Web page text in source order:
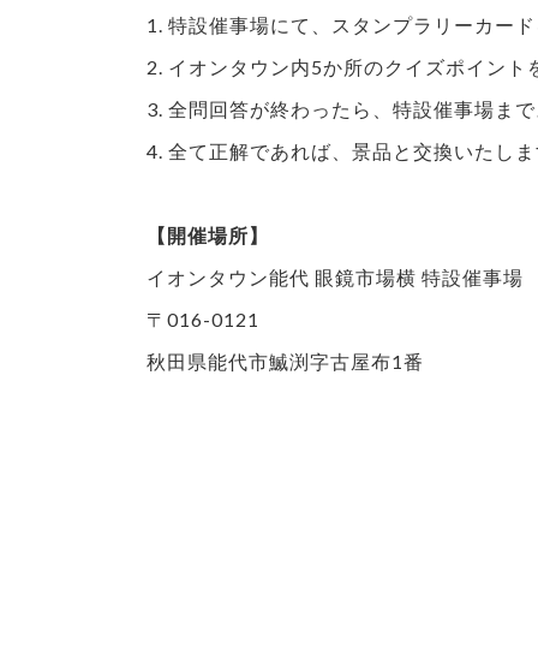
1. 特設催事場にて、スタンプラリーカー
2. イオンタウン内5か所のクイズポイン
3. 全問回答が終わったら、特設催事場ま
4. 全て正解であれば、景品と交換いたし
【開催場所】
イオンタウン能代 眼鏡市場横 特設催事場
〒016-0121
秋田県能代市鰄渕字古屋布1番